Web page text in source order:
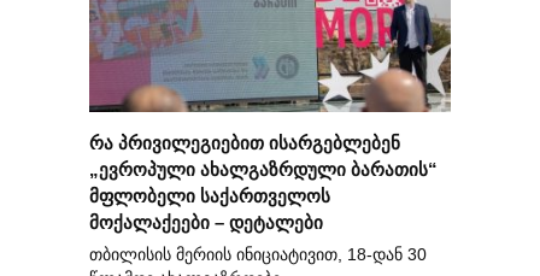
რა პრივილეგიებით ისარგებლებენ
„ევროპული ახალგაზრდული ბარათის“
მფლობელი საქართველოს
მოქალაქეები – დეტალები
თბილისის მერიის ინიციატივით, 18-დან 30